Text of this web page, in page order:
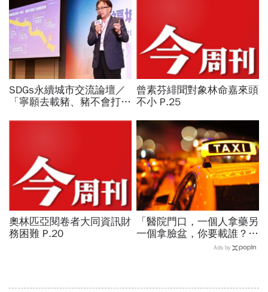
SDGs永續城市交流論壇／
「寧願去載豬、豬不會打
曾素芬緋聞對象林命嘉來頭
不小 P.25
奧林匹亞閱卷者大同資訊財
務困難 P.20
「醫院門口，一個人拿藥另
一個拿臉盆，你要載誰？」
一個計程車司機給我們上了
Ads by